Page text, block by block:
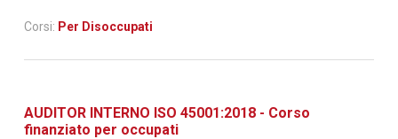
Corsi: Per Disoccupati
AUDITOR INTERNO ISO 45001:2018 - Corso
finanziato per occupati